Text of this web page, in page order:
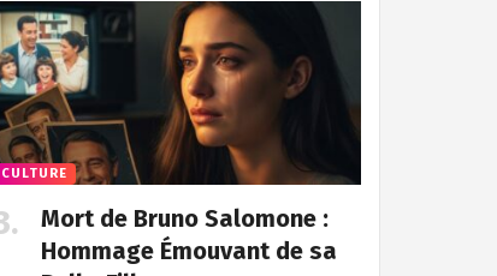
CULTURE
Mort de Bruno Salomone :
Hommage Émouvant de sa